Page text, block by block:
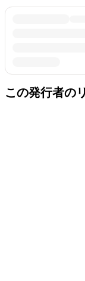
この発行者の